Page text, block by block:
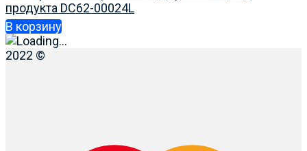
продукта DC62-00024L
В корзину
2022 ©